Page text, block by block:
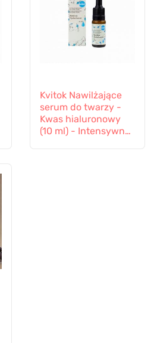
Kvitok Nawilżające
serum do twarzy -
Kwas hialuronowy
(10 ml) - Intensywne